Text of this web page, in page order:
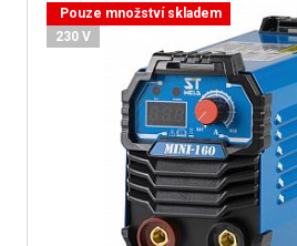
Pouze množství skladem
230 V